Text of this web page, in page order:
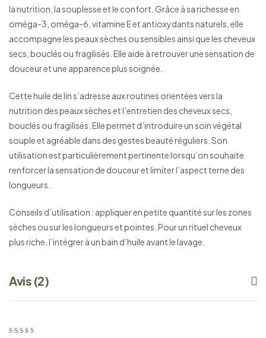
la nutrition, la souplesse et le confort. Grâce à sa richesse en
oméga-3, oméga-6, vitamine E et antioxydants naturels, elle
accompagne les peaux sèches ou sensibles ainsi que les cheveux
secs, bouclés ou fragilisés. Elle aide à retrouver une sensation de
douceur et une apparence plus soignée.
Cette huile de lin s’adresse aux routines orientées vers la
nutrition des peaux sèches et l’entretien des cheveux secs,
bouclés ou fragilisés. Elle permet d’introduire un soin végétal
souple et agréable dans des gestes beauté réguliers. Son
utilisation est particulièrement pertinente lorsqu’on souhaite
renforcer la sensation de douceur et limiter l’aspect terne des
longueurs.
Conseils d’utilisation : appliquer en petite quantité sur les zones
sèches ou sur les longueurs et pointes. Pour un rituel cheveux
plus riche, l’intégrer à un bain d’huile avant le lavage.
Avis (2)